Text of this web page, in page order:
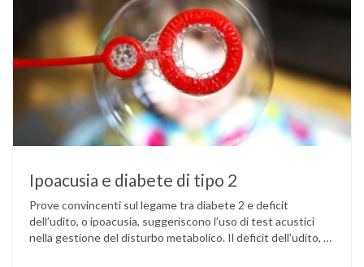
Ipoacusia e diabete di tipo 2
Prove convincenti sul legame tra diabete 2 e deficit
dell’udito, o ipoacusia, suggeriscono l’uso di test acustici
nella gestione del disturbo metabolico. Il deficit dell’udito, o